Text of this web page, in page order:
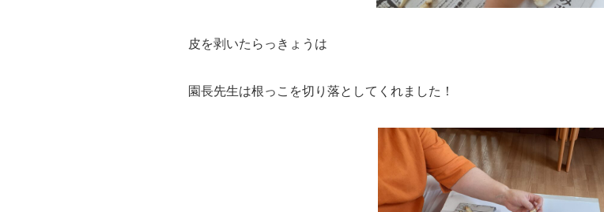
皮を剥いたらっきょうは
園長先生は根っこを切り落としてくれました！